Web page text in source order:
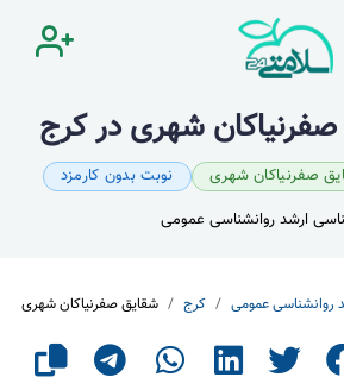
شهری در کرج
صفرنیاکان شهری
نوبت بدون کارمزد
ارشد روانشناسی عمومی
روانشناسی عمومی کرج شقایق صفرنیاکان شهری